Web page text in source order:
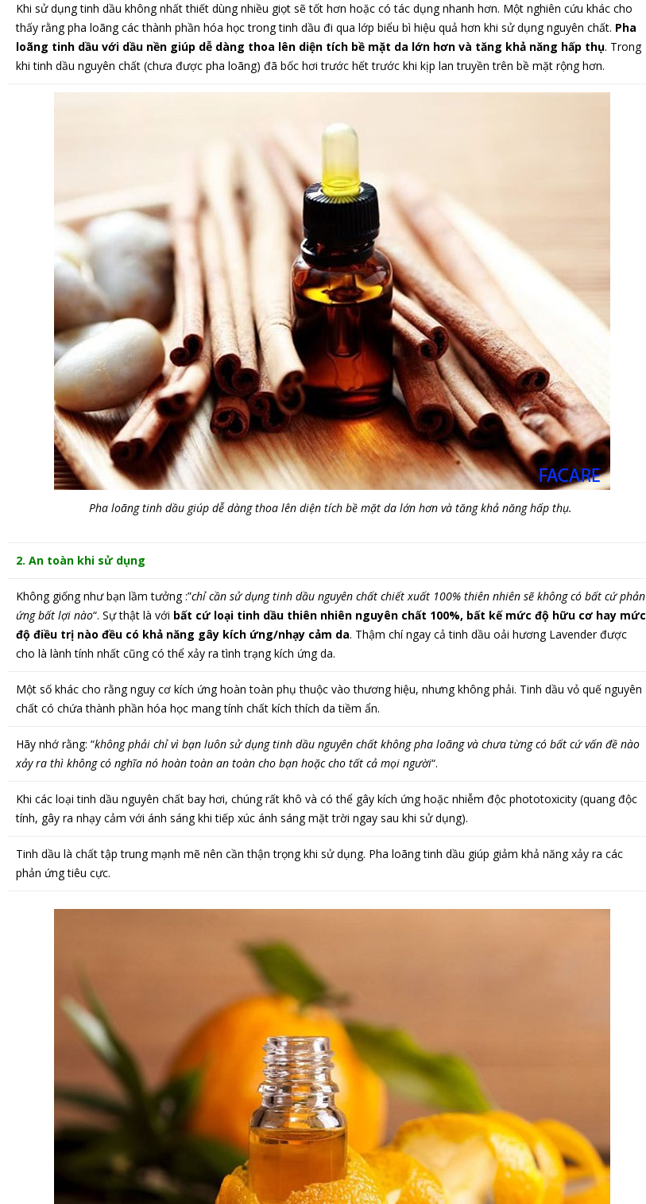
Khi sử dụng tinh dầu không nhất thiết dùng nhiều giọt sẽ tốt hơn hoặc có tác dụng nhanh hơn. Một nghiên cứu khác cho
thấy rằng pha loãng các thành phần hóa học trong tinh dầu đi qua lớp biểu bì hiệu quả hơn khi sử dụng nguyên chất. Pha
loãng tinh dầu với dầu nền giúp dễ dàng thoa lên diện tích bề mặt da lớn hơn và tăng khả năng hấp thụ. Trong
khi tinh dầu nguyên chất (chưa được pha loãng) đã bốc hơi trước hết trước khi kịp lan truyền trên bề mặt rộng hơn.
Pha loãng tinh dầu giúp dễ dàng thoa lên diện tích bề mặt da lớn hơn và tăng khả năng hấp thụ.
2. An toàn khi sử dụng
Không giống như bạn lầm tưởng :”chỉ cần sử dụng tinh dầu nguyên chất chiết xuất 100% thiên nhiên sẽ không có bất cứ phản
ứng bất lợi nào“. Sự thật là với bất cứ loại tinh dầu thiên nhiên nguyên chất 100%, bất kế mức độ hữu cơ hay mức
độ điều trị nào đều có khả năng gây kích ứng/nhạy cảm da. Thậm chí ngay cả tinh dầu oải hương Lavender được
cho là lành tính nhất cũng có thể xảy ra tình trạng kích ứng da.
Một số khác cho rằng nguy cơ kích ứng hoàn toàn phụ thuộc vào thương hiệu, nhưng không phải. Tinh dầu vỏ quế nguyên
chất có chứa thành phần hóa học mang tính chất kích thích da tiềm ẩn.
Hãy nhớ rằng: “không phải chỉ vì bạn luôn sử dụng tinh dầu nguyên chất không pha loãng và chưa từng có bất cứ vấn đề nào
xảy ra thì không có nghĩa nó hoàn toàn an toàn cho bạn hoặc cho tất cả mọi người“.
Khi các loại tinh dầu nguyên chất bay hơi, chúng rất khô và có thể gây kích ứng hoặc nhiễm độc phototoxicity (quang độc
tính, gây ra nhạy cảm với ánh sáng khi tiếp xúc ánh sáng mặt trời ngay sau khi sử dụng).
Tinh dầu là chất tập trung mạnh mẽ nên cần thận trọng khi sử dụng. Pha loãng tinh dầu giúp giảm khả năng xảy ra các
phản ứng tiêu cực.